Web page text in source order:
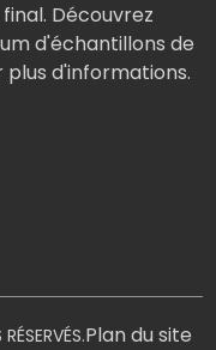
Découvrez
d'échantillons de
plus d'informations.
Plan du site